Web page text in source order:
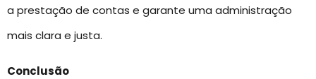
a prestação de contas e garante uma administração
mais clara e justa.
Conclusão